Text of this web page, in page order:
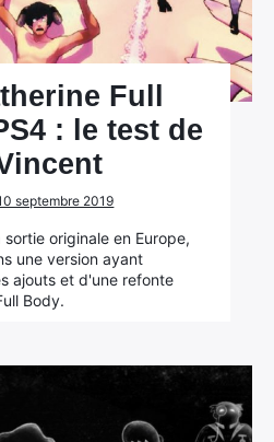
Full
: le test de
septembre 2019
originale en Europe,
une version ayant
ajouts et d'une refonte
Body.